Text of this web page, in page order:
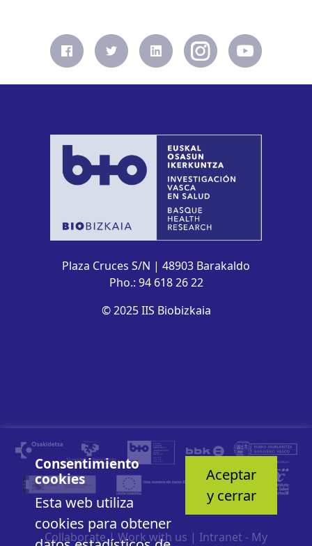
Plaza Cruces S/N | 48903 Barakaldo
Pho.: 94 618 26 22
© 2025 IIS Biobizkaia
Consentimiento
cookies
Esta web utiliza
cookies para obtener
Aceptar
y cerrar
Collaborate| Work with us | Intranet - My